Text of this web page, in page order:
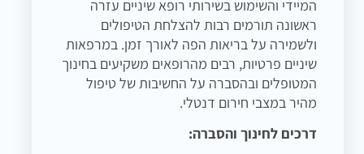
המיידי והשימוש בשירותי רופא שיניים עזרה
ראשונה תורמים רבות להצלחת הטיפולים
ולשמירה על בריאות הפה לאורך זמן. במרפאות
שיניים פרטיות, רבים מהרופאים משקיעים בחינוך
המטופלים ובהסברה על החשיבות של טיפול
מהיר במצבי חירום דנטלי.
דרכים לחינוך והסברה: